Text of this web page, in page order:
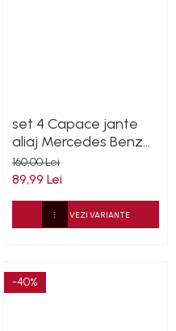
set 4 Capace jante
aliaj Mercedes Benz
75mm crom
A1714000025
160,00 Lei
89,99 Lei
VEZI VARIANTE
-40%